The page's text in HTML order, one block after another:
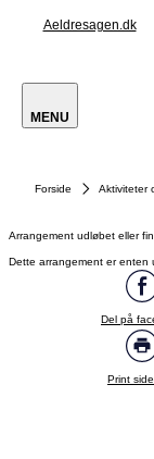
Aeldresagen.dk
MENU
Forside Aktiviteter
Arrangement udløbet eller
Dette arrangement er enten
Del på
Print